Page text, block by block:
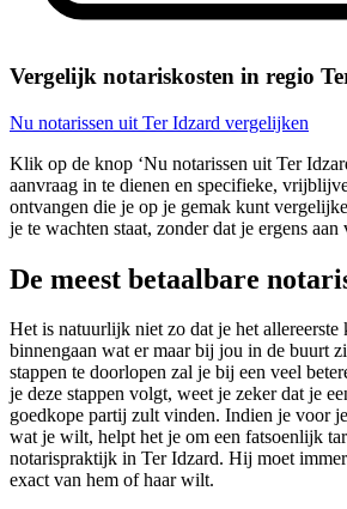
Vergelijk notariskosten in regio
Nu notarissen uit Ter Idzard vergelijken
Klik op de knop ‘Nu notarissen uit Ter
aanvraag in te dienen en specifieke,
ontvangen die je op je gemak kunt
je te wachten staat, zonder dat je ergens aan
De meest betaalbare
Het is natuurlijk niet zo dat je het allereerste
binnengaan wat er maar bij jou in de buurt
stappen te doorlopen zal je bij een veel
je deze stappen volgt, weet je zeker dat je
goedkope partij zult vinden. Indien je voor
wat je wilt, helpt het je om een fatsoenlijk
notarispraktijk in Ter Idzard. Hij moet
exact van hem of haar wilt.